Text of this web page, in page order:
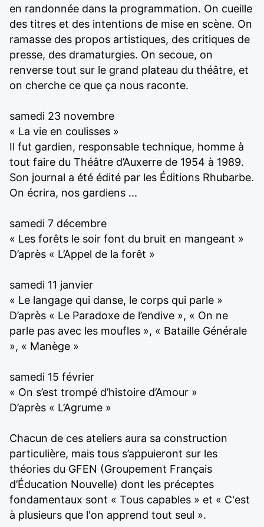
en randonnée dans la programmation. On cueille
des titres et des intentions de mise en scène. On
ramasse des propos artistiques, des critiques de
presse, des dramaturgies. On secoue, on
renverse tout sur le grand plateau du théâtre, et
on cherche ce que ça nous raconte.
samedi 23 novembre
« La vie en coulisses »
Il fut gardien, responsable technique, homme à
tout faire du Théâtre d’Auxerre de 1954 à 1989.
Son journal a été édité par les Éditions Rhubarbe.
On écrira, nos gardiens ...
samedi 7 décembre
« Les forêts le soir font du bruit en mangeant »
D’après « L’Appel de la forêt »
samedi 11 janvier
« Le langage qui danse, le corps qui parle »
D’après « Le Paradoxe de l’endive », « On ne
parle pas avec les moufles », « Bataille Générale
», « Manège »
samedi 15 février
« On s’est trompé d’histoire d’Amour »
D’après « L’Agrume »
Chacun de ces ateliers aura sa construction
particulière, mais tous s’appuieront sur les
théories du GFEN (Groupement Français
d’Éducation Nouvelle) dont les préceptes
fondamentaux sont « Tous capables » et « C'est
à plusieurs que l'on apprend tout seul ».